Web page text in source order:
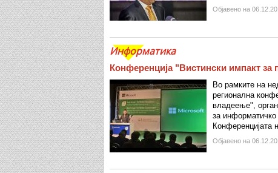
Објавено на
Информатика
Конференција "Вистински импакт
Во рамките на
регионална
владеење",
за информатичко
Конференцијата
Објавено на